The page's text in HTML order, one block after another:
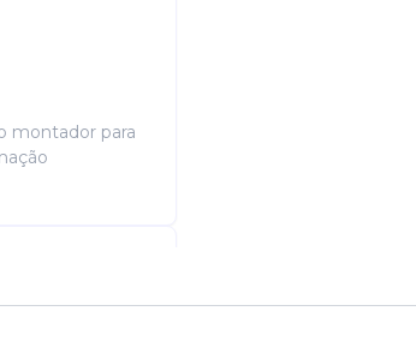
montador para